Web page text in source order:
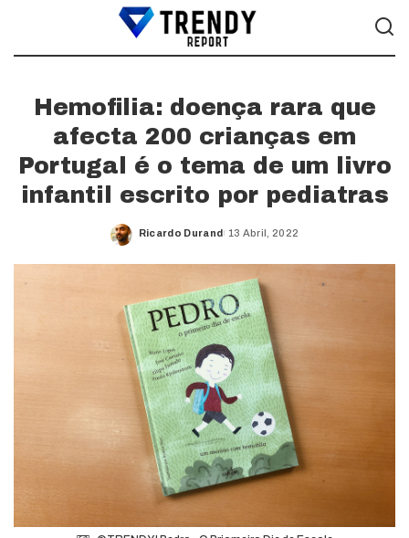
Hemofilia: doença rara que
afecta 200 crianças em
Portugal é o tema de um livro
infantil escrito por pediatras
Posted
Ricardo Durand 13 Abril, 2022